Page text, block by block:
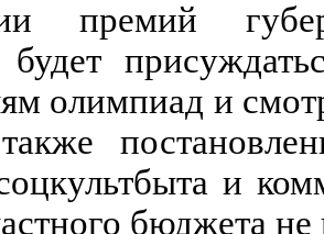
премий
будет
олимпиад и
и
бюджета